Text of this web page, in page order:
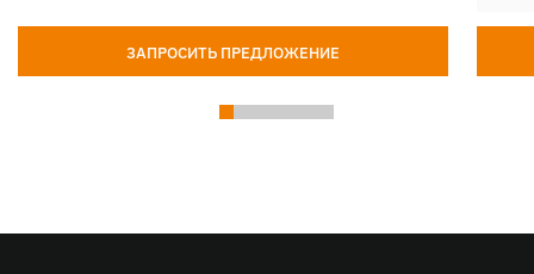
ЗАПРОСИТЬ ПРЕДЛОЖЕНИЕ